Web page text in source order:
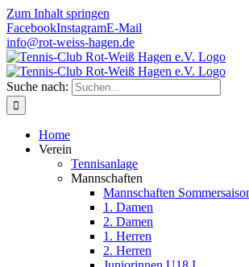
Zum Inhalt springen
FacebookInstagramE-Mail
info@rot-weiss-hagen.de
Suche nach:
Home
Verein
Tennisanlage
Mannschaften
Mannschaften
1. Damen
2. Damen
1. Herren
2. Herren